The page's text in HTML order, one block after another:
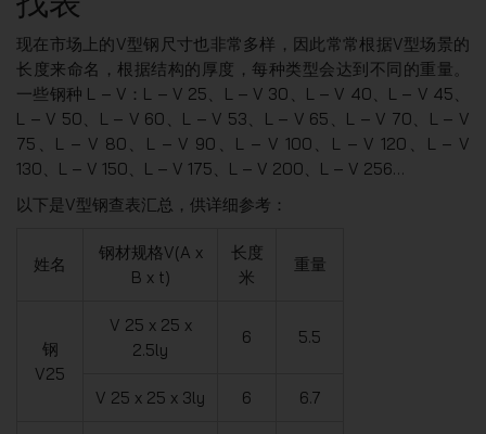
现在市场上的V型钢尺寸也非常多样，因此常常根据V型场景的
长度来命名，根据结构的厚度，每种类型会达到不同的重量。
一些钢种 L – V：L – V 25、L – V 30、L – V 40、L – V 45、
L – V 50、L – V 60、L – V 53、L – V 65、L – V 70、L – V
75、L – V 80、L – V 90、L – V 100、L – V 120、L – V
130、L – V 150、L – V 175、L – V 200、L – V 256…
以下是V型钢查表汇总，供详细参考：
姓名
钢材规格V(A x
B x t)
长度
米
重量
钢
V25
V 25 x 25 x
2.5ly
6 5.5
V 25 x 25 x 3ly 6 6.7